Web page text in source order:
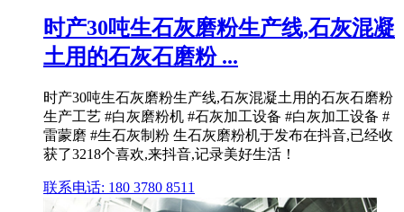
时产30吨生石灰磨粉生产线,石灰混凝
土用的石灰石磨粉 ...
时产30吨生石灰磨粉生产线,石灰混凝土用的石灰石磨粉
生产工艺 #白灰磨粉机 #石灰加工设备 #白灰加工设备 #
雷蒙磨 #生石灰制粉 生石灰磨粉机于发布在抖音,已经收
获了3218个喜欢,来抖音,记录美好生活！
联系电话: 180 3780 8511